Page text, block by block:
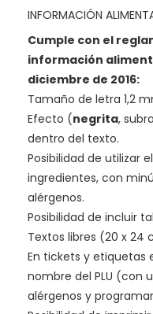
INFORMACIÓN
Cumple con el
información
diciembre de 2016:
Tamaño de letra 1,2
Efecto (negrita,
dentro del texto.
Posibilidad de utilizar
ingredientes, con
alérgenos.
Posibilidad de incluir
Textos libres (20 x 24
En tickets y etiquetas
nombre del PLU (con
alérgenos y